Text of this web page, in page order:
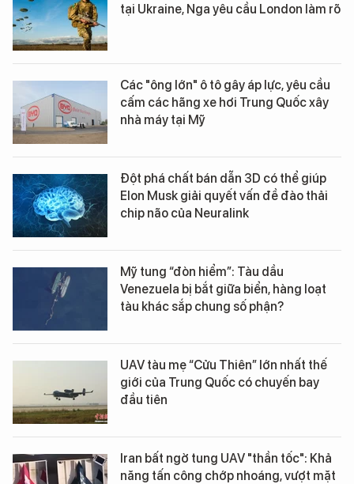
tại Ukraine, Nga yêu cầu London làm rõ
Các "ông lớn" ô tô gây áp lực, yêu cầu
cấm các hãng xe hơi Trung Quốc xây
nhà máy tại Mỹ
Đột phá chất bán dẫn 3D có thể giúp
Elon Musk giải quyết vấn đề đào thải
chip não của Neuralink
Mỹ tung “đòn hiểm”: Tàu dầu
Venezuela bị bắt giữa biển, hàng loạt
tàu khác sắp chung số phận?
UAV tàu mẹ “Cửu Thiên” lớn nhất thế
giới của Trung Quốc có chuyến bay
đầu tiên
Iran bất ngờ tung UAV "thần tốc": Khả
năng tấn công chớp nhoáng, vượt mặt